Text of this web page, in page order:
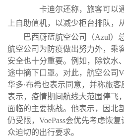
卡迪尔还称，旅客可以通
上自助值机，以减少柜台排队，
巴西蔚蓝航空公司（Azul）总
航空公司为防疫做出努力外，乘
安全也十分重要。例如，除饮水
途中摘下口罩。对此，航空公司
华多·布希也表示同意，并称旅
表示，疫情期间航线大范围停飞
面临的主要挑战。他表示，因北
仍受限，VoePass会优先考虑恢
众迫切的出行要求。